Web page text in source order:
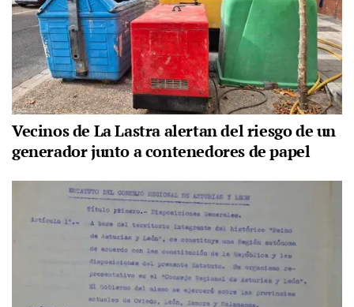
Vecinos de La Lastra alertan del riesgo de un
generador junto a contenedores de papel